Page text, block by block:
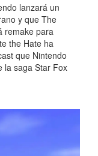
lanzará un
y que The
remake para
the Hate ha
que Nintendo
la saga Star Fox